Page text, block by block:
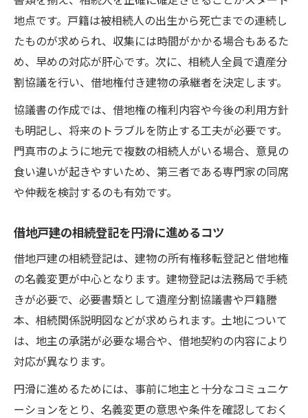
地点です。戸籍は被相続人の出生から死亡までの連続し
たものが求められ、収集には時間がかかる場合もあるた
め、早めの対応が肝心です。次に、相続人全員で遺産分
割協議を行い、借地権付き建物の承継者を決定します。
協議書の作成では、借地権の権利内容や今後の利用方針
も明記し、将来のトラブルを防止する工夫が必要です。
門真市のように地元で複数の相続人がいる場合、意見の
食い違いが起きやすいため、第三者である専門家の同席
や仲裁を検討するのも有効です。
借地戸建の相続登記を円滑に進めるコツ
借地戸建の相続登記は、建物の所有権移転登記と借地権
の名義変更が中心となります。建物登記は法務局で手続
きが必要で、必要書類として遺産分割協議書や戸籍謄
本、相続関係説明図などが求められます。土地について
は、地主の承諾が必要な場合や、借地契約の内容により
対応が異なります。
円滑に進めるためには、事前に地主と十分なコミュニケ
ーションをとり、名義変更の意思や条件を確認しておく